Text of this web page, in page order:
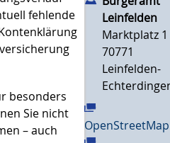
fehlende
besonders
Sie nicht
– auch
Leinfelden
Marktplatz 1
70771
Leinfelden-
OpenStreetMap